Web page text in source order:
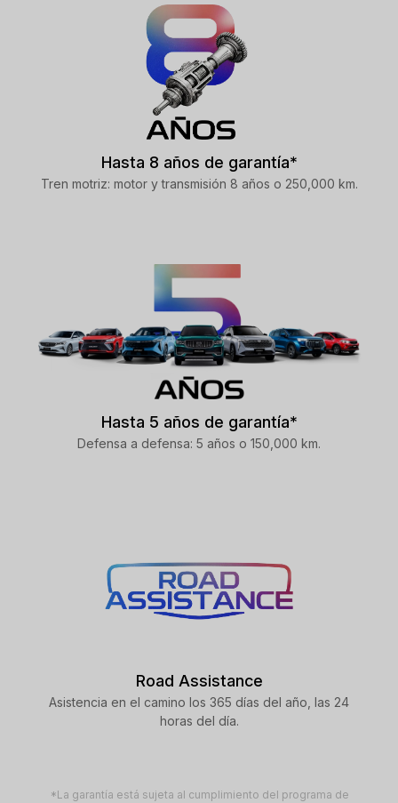
Hasta 8 años de garantía*
Tren motriz: motor y transmisión 8 años o 250,000 km.
Hasta 5 años de garantía*
Defensa a defensa: 5 años o 150,000 km.
Road Assistance
Asistencia en el camino los 365 días del año, las 24
horas del día.
*La garantía está sujeta al cumplimiento del programa de